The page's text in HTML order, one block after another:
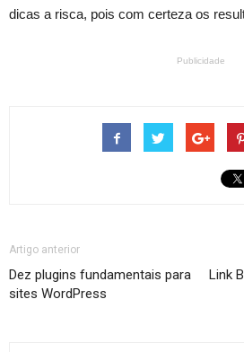
dicas a risca, pois com certeza os
Publicidade
Artigo anterior
Dez plugins fundamentais para
sites WordPress
Link